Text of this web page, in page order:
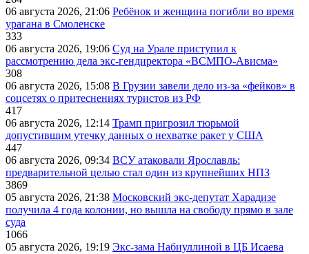
06 августа 2026, 21:06 Ребёнок и женщина погибли во время
урагана в Смоленске
333
06 августа 2026, 19:06 Суд на Урале приступил к
рассмотрению дела экс-гендиректора «ВСМПО-Ависма»
308
06 августа 2026, 15:08 В Грузии завели дело из-за «фейков» в
соцсетях о притеснениях туристов из РФ
417
06 августа 2026, 12:14 Трамп пригрозил тюрьмой
допустившим утечку данных о нехватке ракет у США
447
06 августа 2026, 09:34 ВСУ атаковали Ярославль:
предварительной целью стал один из крупнейших НПЗ
3869
05 августа 2026, 21:38 Московский экс-депутат Харадизе
получила 4 года колонии, но вышла на свободу прямо в зале
суда
1066
05 августа 2026, 19:19 Экс-зама Набиуллиной в ЦБ Исаева